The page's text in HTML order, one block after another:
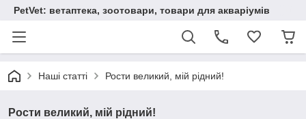
PetVet: ветаптека, зоотовари, товари для акваріумів
Наші статті Рости великий, мій рідний!
Рости великий, мій рідний!